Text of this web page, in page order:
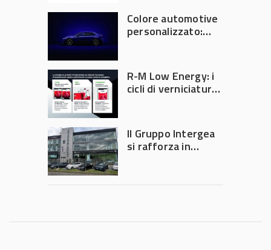
Colore automotive
personalizzato:
diventa ingegneria
di precisione
R-M Low Energy: i
cicli di verniciatura
tempi e costi in
carrozzeria
Il Gruppo Intergea
si rafforza in